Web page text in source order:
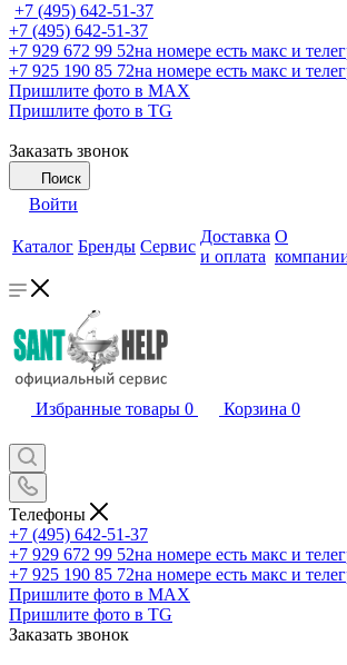
+7 (495) 642-51-37
+7 (495) 642-51-37
+7 929 672 99 52на номере есть макс и
+7 925 190 85 72на номере есть макс и
Пришлите фото в MAX
Пришлите фото в TG
Заказать звонок
Поиск
Войти
Каталог Бренды Сервис
Доставка
и оплата
О
Избранные товары 0 Корзина 0
Телефоны
+7 (495) 642-51-37
+7 929 672 99 52на номере есть макс и
+7 925 190 85 72на номере есть макс и
Пришлите фото в MAX
Пришлите фото в TG
Заказать звонок